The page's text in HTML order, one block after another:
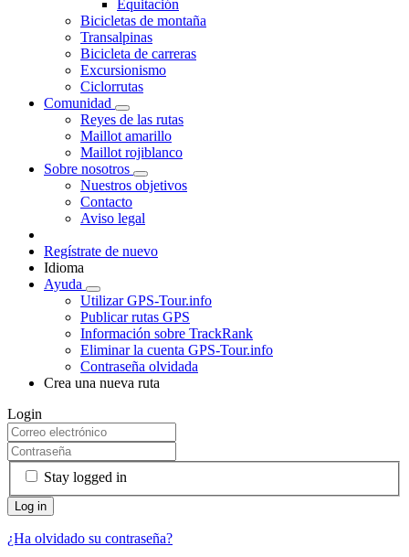
Equitación
Bicicletas de montaña
Transalpinas
Bicicleta de carreras
Excursionismo
Ciclorrutas
Comunidad
Reyes de las rutas
Maillot amarillo
Maillot rojiblanco
Sobre nosotros
Nuestros objetivos
Contacto
Aviso legal
Regístrate de nuevo
Idioma
Ayuda
Utilizar GPS-Tour.info
Publicar rutas GPS
Información sobre TrackRank
Eliminar la cuenta GPS-Tour.info
Contraseña olvidada
Crea una nueva ruta
Login
Stay logged in
¿Ha olvidado su contraseña?